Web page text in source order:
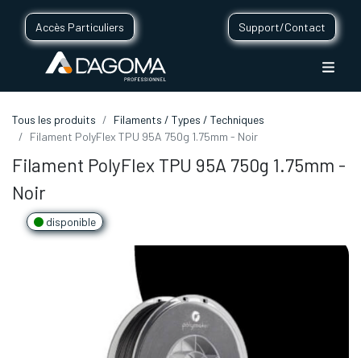
Accès Particuliers Support/Contact
Tous les produits
Filaments / Types / Techniques
Filament PolyFlex TPU 95A 750g 1.75mm - Noir
Filament PolyFlex TPU 95A 750g 1.75mm -
Noir
disponible